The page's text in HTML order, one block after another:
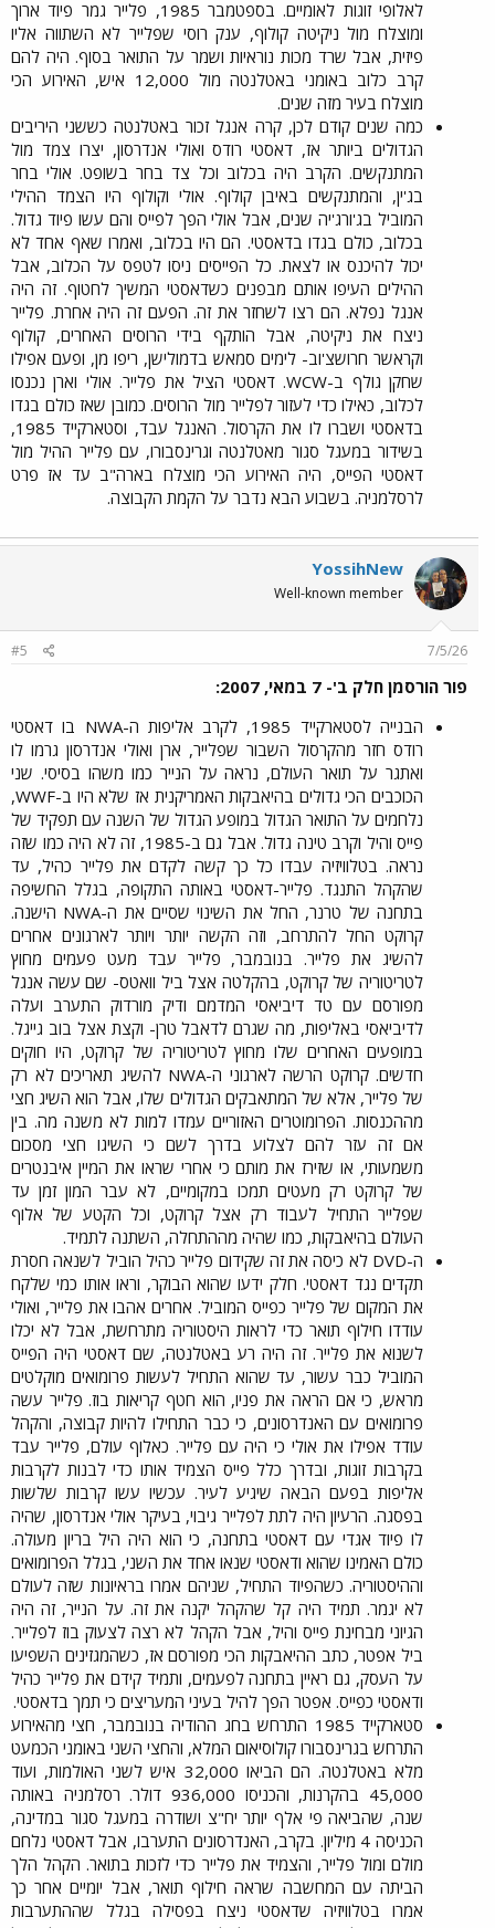
לאלופי זוגות לאומיים. בספטמבר 1985, פלייר גמר פיוד ארוך
ומוצלח מול ניקיטה קולוף, ענק רוסי שפלייר לא השתווה אליו
פיזית, אבל שרד מכות נוראיות ושמר על התואר בסוף. היה להם
קרב כלוב באומני באטלנטה מול 12,000 איש, האירוע הכי
מוצלח בעיר מזה שנים.​
כמה שנים קודם לכן, קרה אנגל זכור באטלנטה כששני היריבים
הגדולים ביותר אז, דאסטי רודס ואולי אנדרסון, יצרו צמד מול
המתנקשים. הקרב היה בכלוב וכל צד בחר בשופט. אולי בחר
בג'ין, והמתנקשים באיבן קולוף. אולי וקולוף היו הצמד ההילי
המוביל בג'ורג'יה שנים, אבל אולי הפך לפייס והם עשו פיוד גדול.
בכלוב, כולם בגדו בדאסטי. הם היו בכלוב, ואמרו שאף אחד לא
יכול להיכנס או לצאת. כל הפייסים ניסו לטפס על הכלוב, אבל
ההילים העיפו אותם מבפנים כשדאסטי המשיך לחטוף. זה היה
אנגל נפלא. הם רצו לשחזר את זה. הפעם זה היה אחרת. פלייר
ניצח את ניקיטה, אבל הותקף בידי הרוסים האחרים, קולוף
וקראשר חרושצ'וב- לימים סמאש בדמולישן, ריפו מן, ופעם אפילו
שחקן גולף ב-WCW. דאסטי הציל את פלייר. אולי וארן נכנסו
לכלוב, כאילו כדי לעזור לפלייר מול הרוסים. כמובן שאז כולם בגדו
בדאסטי ושברו לו את הקרסול. האנגל עבד, וסטארקייד 1985,
בשידור במעגל סגור מאטלנטה וגרינסבורו, עם פלייר ההיל מול
דאסטי הפייס, היה האירוע הכי מוצלח בארה"ב עד אז פרט
לרסלמניה. בשבוע הבא נדבר על הקמת הקבוצה.​
YossihNew
Well-known member
7/5/26
#5
פור הורסמן חלק ב'- 7 במאי, 2007:
הבנייה לסטארקייד 1985, לקרב אליפות ה-NWA בו דאסטי
רודס חזר מהקרסול השבור שפלייר, ארן ואולי אנדרסון גרמו לו
ואתגר על תואר העולם, נראה על הנייר כמו משהו בסיסי. שני
הכוכבים הכי גדולים בהיאבקות האמריקנית אז שלא היו ב-WWF,
נלחמים על התואר הגדול במופע הגדול של השנה עם תפקיד של
פייס והיל וקרב טינה גדול. אבל גם ב-1985, זה לא היה כמו שזה
נראה. בטלוויזיה עבדו כל כך קשה לקדם את פלייר כהיל, עד
שהקהל התנגד. פלייר-דאסטי באותה התקופה, בגלל החשיפה
בתחנה של טרנר, החל את השינוי שסיים את ה-NWA הישנה.
קרוקט החל להתרחב, וזה הקשה יותר ויותר לארגונים אחרים
להשיג את פלייר. בנובמבר, פלייר עבד מעט פעמים מחוץ
לטריטוריה של קרוקט, בהקלטה אצל ביל וואטס- שם עשה אנגל
מפורסם עם טד דיביאסי המדמם ודיק מורדוק התערב ועלה
לדיביאסי באליפות, מה שגרם לדאבל טרן- וקצת אצל בוב גייגל.
במופעים האחרים שלו מחוץ לטריטוריה של קרוקט, היו חוקים
חדשים. קרוקט הרשה לארגוני ה-NWA להשיג תאריכים לא רק
של פלייר, אלא של המתאבקים הגדולים שלו, אבל הוא השיג חצי
מההכנסות. הפרומוטרים האזוריים עמדו למות לא משנה מה. בין
אם זה עזר להם לצלוע בדרך לשם כי השיגו חצי מסכום
משמעותי, או שזירז את מותם כי אחרי שראו את המיין איבנטרים
של קרוקט רק מעטים תמכו במקומיים, לא עבר המון זמן עד
שפלייר התחיל לעבוד רק אצל קרוקט, וכל הקטע של אלוף
העולם בהיאבקות, כמו שהיה מההתחלה, השתנה לתמיד.​
ה-DVD לא כיסה את זה שקידום פלייר כהיל הוביל לשנאה חסרת
תקדים נגד דאסטי. חלק ידעו שהוא הבוקר, וראו אותו כמי שלקח
את המקום של פלייר כפייס המוביל. אחרים אהבו את פלייר, ואולי
עודדו חילוף תואר כדי לראות היסטוריה מתרחשת, אבל לא יכלו
לשנוא את פלייר. זה היה רע באטלנטה, שם דאסטי היה הפייס
המוביל כבר עשור, עד שהוא התחיל לעשות פרומואים מוקלטים
מראש, כי אם הראה את פניו, הוא חטף קריאות בוז. פלייר עשה
פרומואים עם האנדרסונים, כי כבר התחילו להיות קבוצה, והקהל
עודד אפילו את אולי כי היה עם פלייר. כאלוף עולם, פלייר עבד
בקרבות זוגות, ובדרך כלל פייס הצמיד אותו כדי לבנות לקרבות
אליפות בפעם הבאה שיגיע לעיר. עכשיו עשו קרבות שלשות
בפסגה. הרעיון היה לתת לפלייר גיבוי, בעיקר אולי אנדרסון, שהיה
לו פיוד אגדי עם דאסטי בתחנה, כי הוא היה היל בריון מעולה.
כולם האמינו שהוא ודאסטי שנאו אחד את השני, בגלל הפרומואים
וההיסטוריה. כשהפיוד התחיל, שניהם אמרו בראיונות שזה לעולם
לא יגמר. תמיד היה קל שהקהל יקנה את זה. על הנייר, זה היה
הגיוני מבחינת פייס והיל, אבל הקהל לא רצה לצעוק בוז לפלייר.
ביל אפטר, כתב ההיאבקות הכי מפורסם אז, כשהמגזינים השפיעו
על העסק, גם ראיין בתחנה לפעמים, ותמיד קידם את פלייר כהיל
ודאסטי כפייס. אפטר הפך להיל בעיני המעריצים כי תמך בדאסטי.​
סטארקייד 1985 התרחש בחג ההודיה בנובמבר, חצי מהאירוע
התרחש בגרינסבורו קולוסיאום המלא, והחצי השני באומני הכמעט
מלא באטלנטה. הם הביאו 32,000 איש לשני האולמות, ועוד
45,000 בהקרנות, והכניסו 936,000 דולר. רסלמניה באותה
שנה, שהביאה פי אלף יותר יח"צ ושודרה במעגל סגור במדינה,
הכניסה 4 מיליון. בקרב, האנדרסונים התערבו, אבל דאסטי נלחם
מולם ומול פלייר, והצמיד את פלייר כדי לזכות בתואר. הקהל הלך
הביתה עם המחשבה שראה חילוף תואר, אבל יומיים אחר כך
אמרו בטלוויזיה שדאסטי ניצח בפסילה בגלל שההתערבות